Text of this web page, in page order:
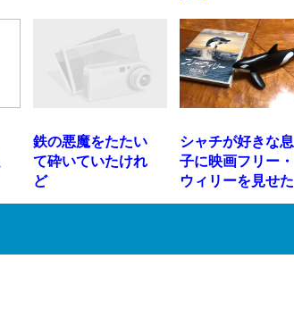
鉄の悪魔をたたい
て砕いていたけれ
ど
シャチが好きな息
子に映画フリー・
ウィリーを見せた